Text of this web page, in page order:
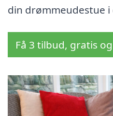
din drømmeudestue i
Få 3 tilbud, gratis